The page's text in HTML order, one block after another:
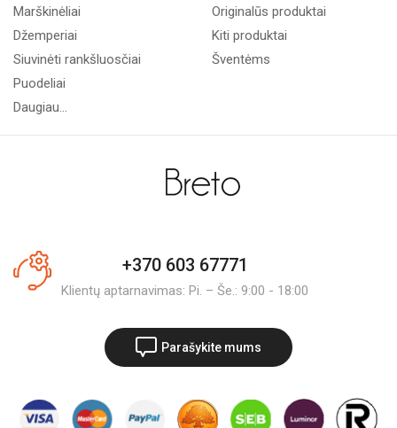
Marškinėliai
Džemperiai
Siuvinėti rankšluosčiai
Puodeliai
Daugiau...
Originalūs produktai
Kiti produktai
Šventėms
+370 603 67771
Klientų aptarnavimas: Pi. – Še.: 9:00 - 18:00
Parašykite mums